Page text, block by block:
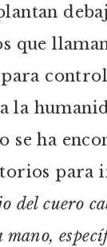
que
para
la
se ha
para
del cuero